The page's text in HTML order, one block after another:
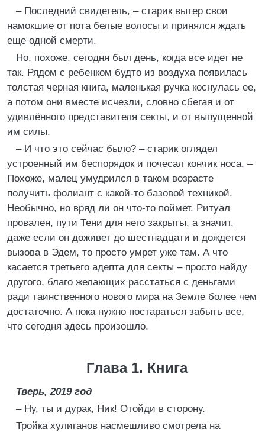
– Последний свидетель, – старик вытер свои
намокшие от пота белые волосы и принялся ждать
еще одной смерти.
Но, похоже, сегодня был день, когда все идет не
так. Рядом с ребенком будто из воздуха появилась
толстая черная книга, маленькая ручка коснулась ее,
а потом они вместе исчезли, словно сбегая и от
удивлённого представителя секты, и от выпущенной
им силы.
– И что это сейчас было? – старик оглядел
устроенный им беспорядок и почесал кончик носа. –
Похоже, малец умудрился в таком возрасте
получить фолиант с какой-то базовой техникой.
Необычно, но вряд ли он что-то поймет. Ритуал
провален, пути Тени для него закрыты, а значит,
даже если он доживет до шестнадцати и дождется
вызова в Эдем, то просто умрет уже там. А что
касается третьего адепта для секты – просто найду
другого, благо желающих расстаться с деньгами
ради таинственного нового мира на Земле более чем
достаточно. А пока нужно постараться забыть все,
что сегодня здесь произошло.
Глава 1. Книга
Тверь, 2019 год
– Ну, ты и дурак, Ник! Отойди в сторону.
Тройка хулиганов насмешливо смотрела на